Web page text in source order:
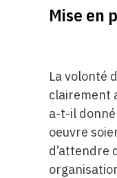
Mise en
La volonté
clairement
a-t-il
oeuvre
d’attendre